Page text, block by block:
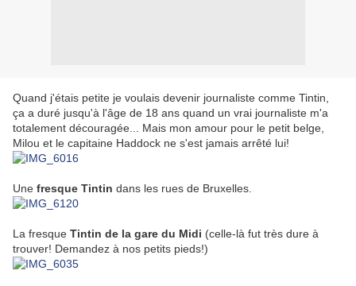
Quand j'étais petite je voulais devenir journaliste comme Tintin,
ça a duré jusqu'à l'âge de 18 ans quand un vrai journaliste m'a
totalement découragée... Mais mon amour pour le petit belge,
Milou et le capitaine Haddock ne s'est jamais arrêté lui!
Une fresque Tintin dans les rues de Bruxelles.
La fresque Tintin de la gare du Midi (celle-là fut très dure à
trouver! Demandez à nos petits pieds!)